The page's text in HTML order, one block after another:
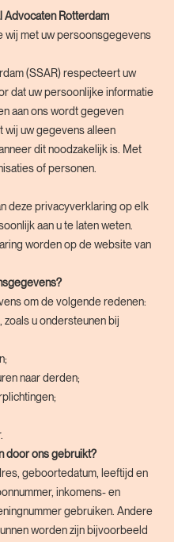
Advocaten Rotterdam
wij met uw persoonsgegevens
(SSAR) respecteert uw
dat uw persoonlijke informatie
aan ons wordt gegeven
wij uw gegevens alleen
dit noodzakelijk is. Met
of personen.
deze privacyverklaring op elk
aan u te laten weten.
worden op de website van
om de volgende redenen:
zoals u ondersteunen bij
naar derden;
door ons gebruikt?
geboortedatum, leeftijd en
inkomens- en
gebruiken. Andere
worden zijn bijvoorbeeld